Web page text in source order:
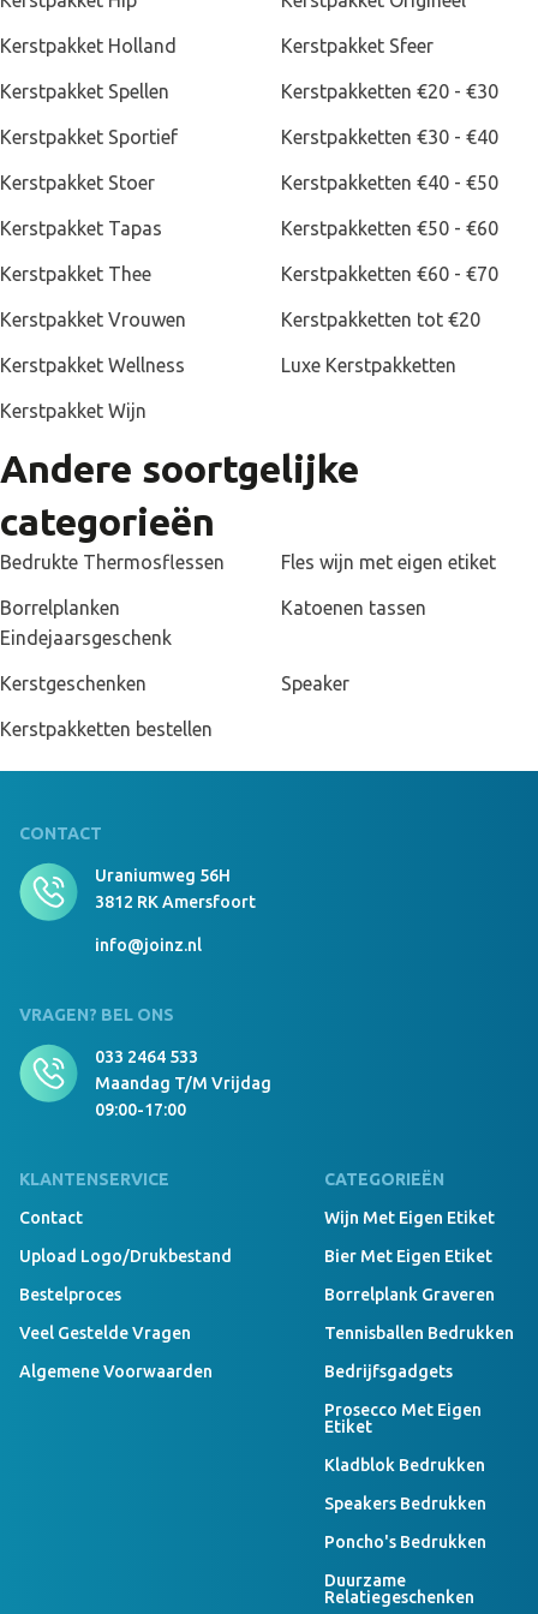
Kerstpakketten sfeer
verwennen met een sfeervol en warm kerstpakket? Neem dan een
kijkje tussen onze andere
sfeervolle kerstpakketten
theelichtjeshouders en koekjes om het thuis extra gezellig en
warm te maken voor de feestdagen.
Veel gestelde vragen
Wat is de levertijd van thee kerstpakketten?
De levertijd van thee kerstpakketten varieert van 10-15 dagen.
Heb je een spoed levering nodig? Neem dan contact op met één
Kan ik ook andere producten uit het assortiment van Joinz
aan mijn thee kerstpakketten toevoegen?
Ja! Je kan ook andere producten laten toevoegen aan jouw thee
kerstpakket. Neem contact op met onze klantenservice om de
Kerstpakket Holland Kerstpakket Sfeer
Kerstpakket Spellen
Kerstpakket Sportief
Kerstpakket Stoer
Kerstpakket Tapas
Kerstpakket Thee
Kerstpakket Vrouwen
Kerstpakket Wellness
Kerstpakket Wijn
Kerstpakketten €20 - €30
Kerstpakketten €30 - €40
Kerstpakketten €40 - €50
Kerstpakketten €50 - €60
Kerstpakketten €60 - €70
Kerstpakketten tot €20
Luxe Kerstpakketten
Andere soortgelijke
categorieën
Bedrukte Thermosflessen
Borrelplanken
Eindejaarsgeschenk
Fles wijn met eigen etiket
Katoenen tassen
Kerstgeschenken
Kerstpakketten bestellen
Speaker
CONTACT
Uraniumweg 56H
3812 RK Amersfoort
info@joinz.nl
VRAGEN? BEL ONS
033 2464 533
Maandag T/m Vrijdag
09:00-17:00
KLANTENSERVICE
Contact
Upload Logo/drukbestand
Bestelproces
Veel Gestelde Vragen
Algemene Voorwaarden
CATEGORIEËN
Wijn Met Eigen Etiket
Bier Met Eigen Etiket
Borrelplank Graveren
Tennisballen Bedrukken
Bedrijfsgadgets
Prosecco Met Eigen
Etiket
Kladblok Bedrukken
Speakers Bedrukken
Poncho's Bedrukken
Duurzame
Relatiegeschenken